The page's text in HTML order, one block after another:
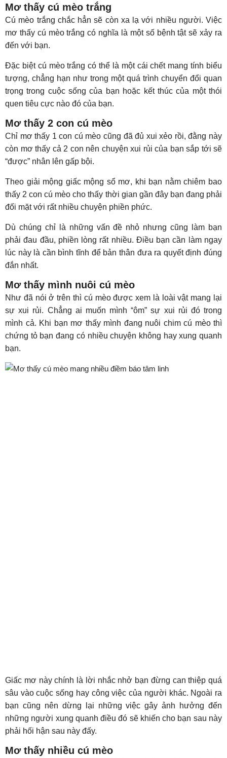
Mơ thấy cú mèo trắng
Cú mèo trắng chắc hẳn sẽ còn xa lạ với nhiều người. Việc
mơ thấy cú mèo trắng có nghĩa là một số bệnh tật sẽ xảy ra
đến với bạn.
Đặc biệt cú mèo trắng có thể là một cái chết mang tính biểu
tượng, chẳng hạn như trong một quá trình chuyển đổi quan
trọng trong cuộc sống của bạn hoặc kết thúc của một thói
quen tiêu cực nào đó của bạn.
Mơ thấy 2 con cú mèo
Chỉ mơ thấy 1 con cú mèo cũng đã đủ xui xẻo rồi, đằng này
còn mơ thấy cả 2 con nên chuyện xui rủi của bạn sắp tới sẽ
“được” nhân lên gấp bội.
Theo giải mộng giấc mộng sổ mơ, khi bạn nằm chiêm bao
thấy 2 con cú mèo cho thấy thời gian gần đây bạn đang phải
đối mặt với rất nhiều chuyện phiền phức.
Dù chúng chỉ là những vấn đề nhỏ nhưng cũng làm bạn
phải đau đầu, phiền lòng rất nhiều. Điều bạn cần làm ngay
lúc này là cần bình tĩnh để bản thân đưa ra quyết định đúng
đắn nhất.
Mơ thấy mình nuôi cú mèo
Như đã nói ở trên thì cú mèo được xem là loài vật mang lại
sự xui rủi. Chẳng ai muốn mình “ôm” sự xui rủi đó trong
mình cả. Khi bạn mơ thấy mình đang nuôi chim cú mèo thì
chứng tỏ bạn đang có nhiều chuyện không hay xung quanh
bạn.
Giấc mơ này chính là lời nhắc nhở bạn đừng can thiệp quá
sâu vào cuộc sống hay công việc của người khác. Ngoài ra
bạn cũng nên dừng lại những việc gây ảnh hưởng đến
những người xung quanh điều đó sẽ khiến cho bạn sau này
phải hối hận sau này đấy.
Mơ thấy nhiều cú mèo